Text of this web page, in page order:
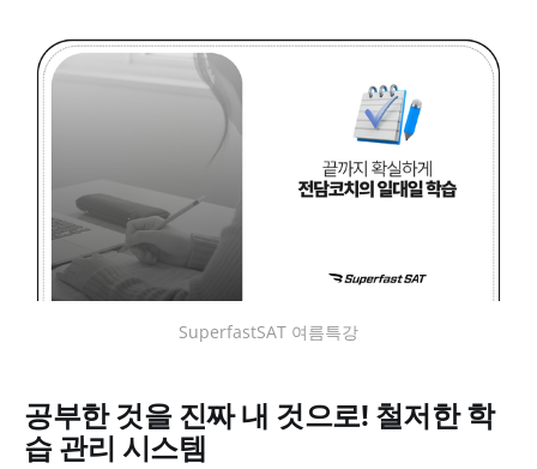
SuperfastSAT 여름특강
공부한 것을 진짜 내 것으로! 철저한 학
습 관리 시스템